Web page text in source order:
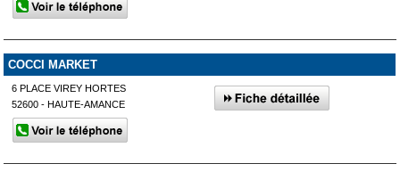
COCCI MARKET
6 PLACE VIREY HORTES
52600 - HAUTE-AMANCE